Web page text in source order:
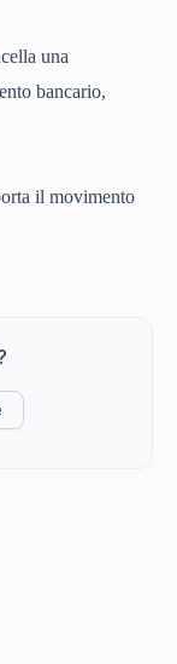
una
bancario,
il movimento